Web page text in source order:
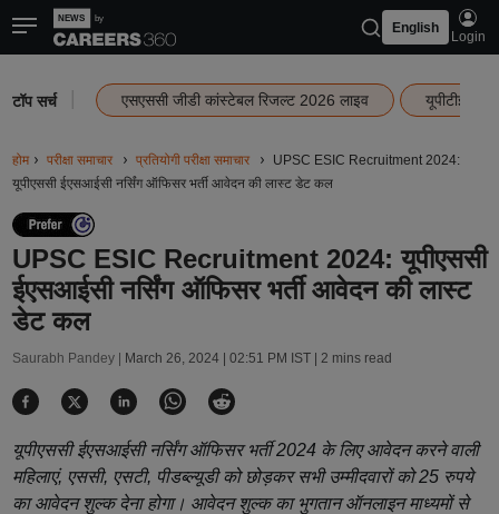
English
Login
टॉप सर्च एसएससी जीडी कांस्टेबल रिजल्ट 2026 लाइव यूपीटीईटी
होम परीक्षा समाचार प्रतियोगी परीक्षा समाचार
UPSC ESIC Recruitment 2024:
यूपीएससी ईएसआईसी नर्सिंग ऑफिसर भर्ती आवेदन की लास्ट डेट कल
UPSC ESIC Recruitment 2024: यूपीएससी
ईएसआईसी नर्सिंग ऑफिसर भर्ती आवेदन की लास्ट
डेट कल
Saurabh Pandey | March 26, 2024 | 02:51 PM IST| 2 mins read
यूपीएससी ईएसआईसी नर्सिंग ऑफिसर भर्ती 2024 के लिए आवेदन करने वाली
महिलाएं, एससी, एसटी, पीडब्ल्यूडी को छोड़कर सभी उम्मीदवारों को 25 रुपये
का आवेदन शुल्क देना होगा। आवेदन शुल्क का भुगतान ऑनलाइन माध्यमों से